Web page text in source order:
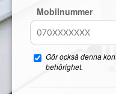
Mobilnummer
Gör också denna
behörighet.